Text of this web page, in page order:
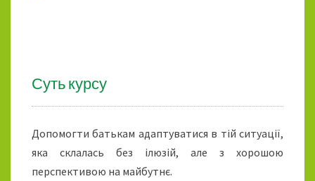
Суть курсу
Допомогти батькам адаптуватися в тій ситуації,
яка склалась без ілюзій, але з хорошою
перспективою на майбутнє.